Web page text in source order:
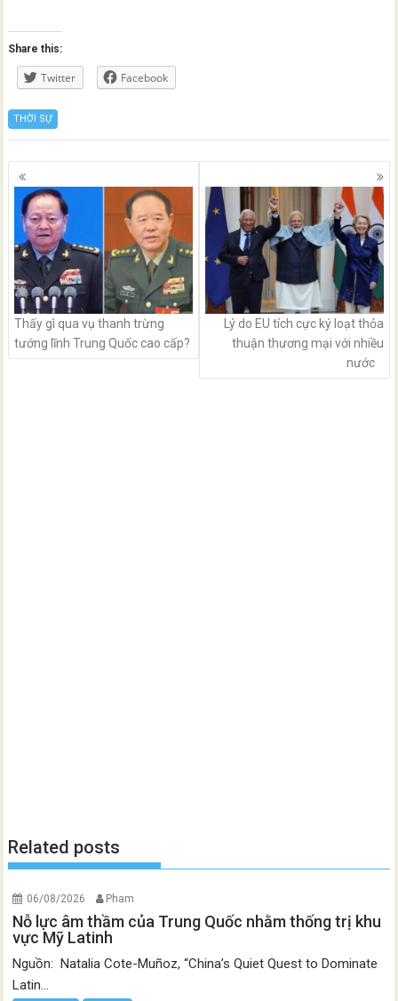
Share this:
Twitter Facebook
THỜI SỰ
Posts
navigation
Thấy gì qua vụ thanh trừng
tướng lĩnh Trung Quốc cao cấp?
Lý do EU tích cực ký loạt thỏa
thuận thương mại với nhiều
nước
Related posts
06/08/2026 Pham
Nỗ lực âm thầm của Trung Quốc nhằm thống trị khu
vực Mỹ Latinh
Nguồn: Natalia Cote-Muñoz, “China’s Quiet Quest to Dominate
Latin...